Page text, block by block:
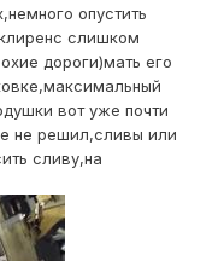
опустить
слишком
дороги)мать его
вот уже почти
не решил,сливы или
сливу,на